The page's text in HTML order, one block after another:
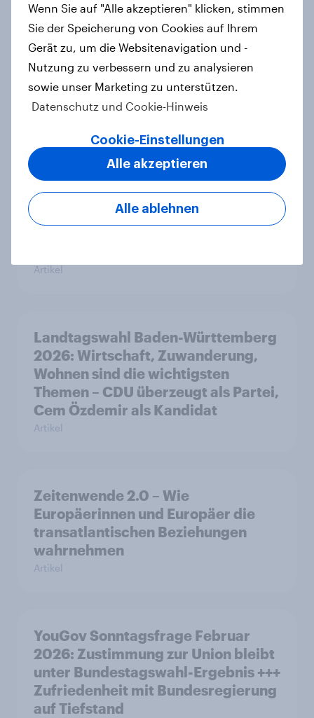
YouGov Sonntagsfrage: Union und
AfD gleichauf, Grüne so stark wie
zuletzt vor einem Jahr+++Mehrheit
glaubt nicht an ein schnelles Ende
des Iran-Kriegs
Artikel
Frauen und Männer sind sich einig,
dass die Geschlechter
gleichgestellt sein sollten, aber
Artikel
Landtagswahl Baden-Württemberg
2026: Wirtschaft, Zuwanderung,
Wohnen sind die wichtigsten
Themen – CDU überzeugt als Partei,
Cem Özdemir als Kandidat
Artikel
Zeitenwende 2.0 – Wie
Europäerinnen und Europäer die
transatlantischen Beziehungen
wahrnehmen
Artikel
YouGov Sonntagsfrage Februar
2026: Zustimmung zur Union bleibt
unter Bundestagswahl-Ergebnis +++
Zufriedenheit mit Bundesregierung
auf Tiefstand
Wenn Sie auf "Alle akzeptieren" klicken, stimmen
Sie der Speicherung von Cookies auf Ihrem
Gerät zu, um die Websitenavigation und -
Nutzung zu verbessern und zu analysieren
sowie unser Marketing zu unterstützen.
Datenschutz und Cookie-Hinweis
Cookie-Einstellungen
Alle ablehnen
Alle akzeptieren